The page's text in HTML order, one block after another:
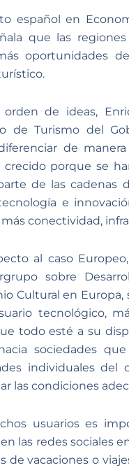
español en
que las
oportunidades
de ideas,
de Turismo del
de
porque se
de las cadenas
e
conectividad,
al caso
sobre
Cultural en Europa,
tecnológico,
todo esté a su
sociedades
individuales del
las condiciones
usuarios es
las redes sociales
de vacaciones o